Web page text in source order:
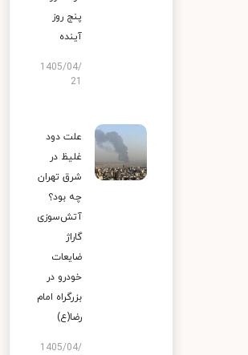
پنج روز
آینده
1405/04/
علت دود
غلیظ در
شرق تهران
چه بود؟
آتش‌سوزی
گاراژ
ضایعات
خودرو در
بزرگراه امام
رضا(ع)
1405/04/